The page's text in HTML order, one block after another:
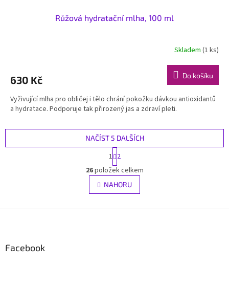
Růžová hydratační mlha, 100 ml
Skladem (1 ks)
630 Kč Do košíku
Vyživující mlha pro obličej i tělo chrání pokožku dávkou antioxidantů
a hydratace. Podporuje tak přirozený jas a zdraví pleti.
O
v
l
á
NAČÍST 5 DALŠÍCH
t
r
á
n
k
v
1 2
26položek celkem
NAHORU
Facebook